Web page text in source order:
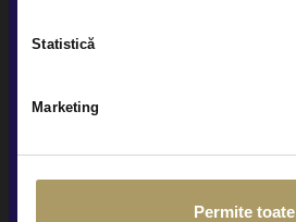
Statistică
Marketing
Permite toate